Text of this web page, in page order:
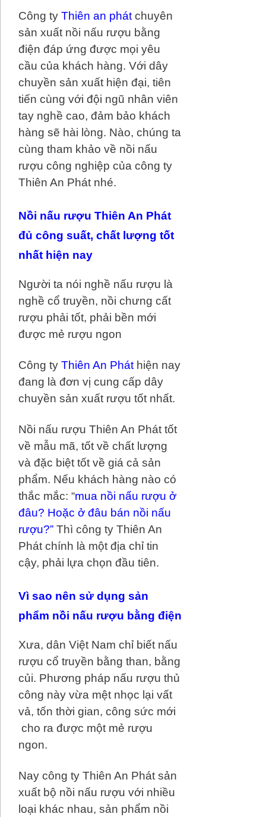
Công ty Thiên an phátchuyên
sản xuất nồi nấu rượu bằng
điện đáp ứng được mọi yêu
cầu của khách hàng. Với dây
chuyền sản xuất hiện đại, tiên
tiến cùng với đội ngũ nhân viên
tay nghề cao, đảm bảo khách
hàng sẽ hài lòng. Nào, chúng ta
cùng tham khảo về nồi nấu
rượu công nghiệp của công ty
Thiên An Phát nhé.
Nồi nấu rượu Thiên An Phát
đủ công suất, chất lượng tốt
nhất hiện nay
Người ta nói nghề nấu rượu là
nghề cổ truyền, nồi chưng cất
rượu phải tốt, phải bền mới
được mẻ rượu ngon
Công ty Thiên An Pháthiện nay
đang là đơn vị cung cấp dây
chuyền sản xuất rượu tốt nhất.
Nồi nấu rượu Thiên An Phát tốt
về mẫu mã, tốt về chất lượng
và đặc biệt tốt về giá cả sản
phẩm. Nếu khách hàng nào có
thắc mắc: “mua nồi nấu rượu ở
đâu? Hoặc ở đâu bán nồi nấu
rượu?” Thì công ty Thiên An
Phát chính là một địa chỉ tin
cậy, phải lựa chọn đầu tiên.
Vì sao nên sử dụng sản
phẩm nồi nấu rượu bằng điện
Xưa, dân Việt Nam chỉ biết nấu
rượu cổ truyền bằng than, bằng
củi. Phương pháp nấu rượu thủ
công này vừa mệt nhọc lại vất
vả, tốn thời gian, công sức mới
cho ra được một mẻ rượu
ngon.
Nay công ty Thiên An Phát sản
xuất bộ nồi nấu rượu với nhiều
loại khác nhau, sản phẩm nồi